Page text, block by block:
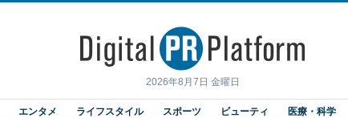
2026年8月7日 金曜日
エンタメ ライフスタイル スポーツ ビューティ 医療・科学